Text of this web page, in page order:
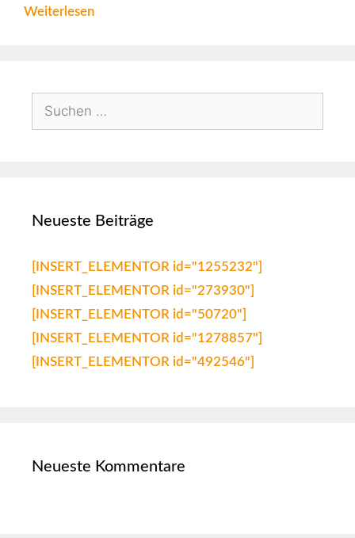
Weiterlesen
Neueste Beiträge
[INSERT_ELEMENTOR id="1255232"]
[INSERT_ELEMENTOR id="273930"]
[INSERT_ELEMENTOR id="50720"]
[INSERT_ELEMENTOR id="1278857"]
[INSERT_ELEMENTOR id="492546"]
Neueste Kommentare